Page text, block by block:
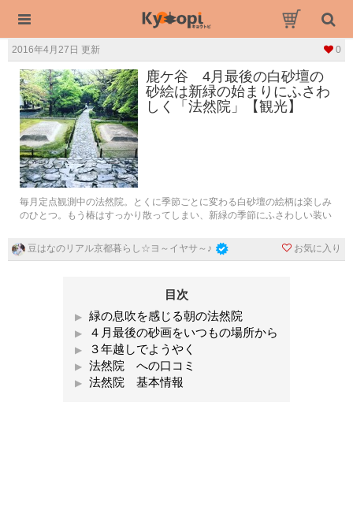
2016年4月27日 更新 0
鹿ケ谷 4月最後の白砂壇の
砂絵は新緑の始まりにふさわ
しく「法然院」【観光】
毎月定点観測中の法然院。とくに季節ごとに変わる白砂壇の絵柄は楽しみ
のひとつ。もう椿はすっかり散ってしまい、新緑の季節にふさわしい装い
豆はなのリアル京都暮らし☆ヨ～イヤサ～♪ お気に入り
目次
緑の息吹を感じる朝の法然院
４月最後の砂画をいつもの場所から
３年越しでようやく
法然院 への口コミ
法然院 基本情報